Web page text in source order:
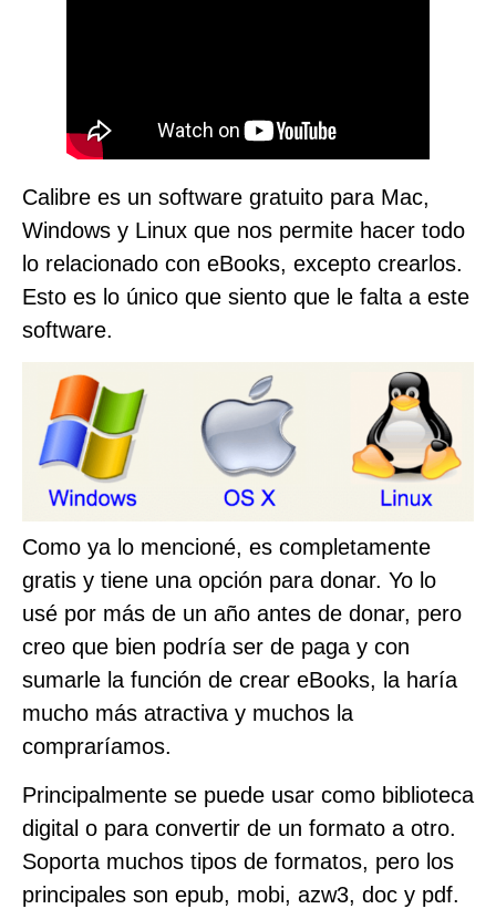
Calibre es un software gratuito para Mac,
Windows y Linux que nos permite hacer todo
lo relacionado con eBooks, excepto crearlos.
Esto es lo único que siento que le falta a este
software.
Como ya lo mencioné, es completamente
gratis y tiene una opción para donar. Yo lo
usé por más de un año antes de donar, pero
creo que bien podría ser de paga y con
sumarle la función de crear eBooks, la haría
mucho más atractiva y muchos la
compraríamos.
Principalmente se puede usar como biblioteca
digital o para convertir de un formato a otro.
Soporta muchos tipos de formatos, pero los
principales son epub, mobi, azw3, doc y pdf.